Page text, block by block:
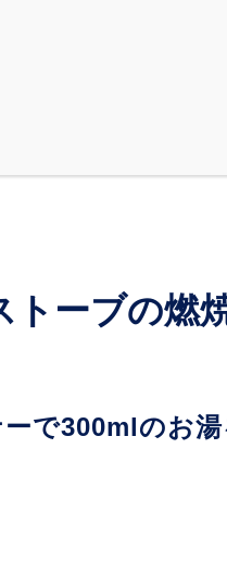
ーブの燃
で300mlのお